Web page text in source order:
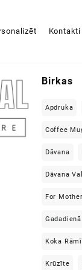
Kontakti
Birkas
Apdruka
Coffee
Dāvana
Dāvana
For Mother
Gadadienā
Koka
Krūzīte